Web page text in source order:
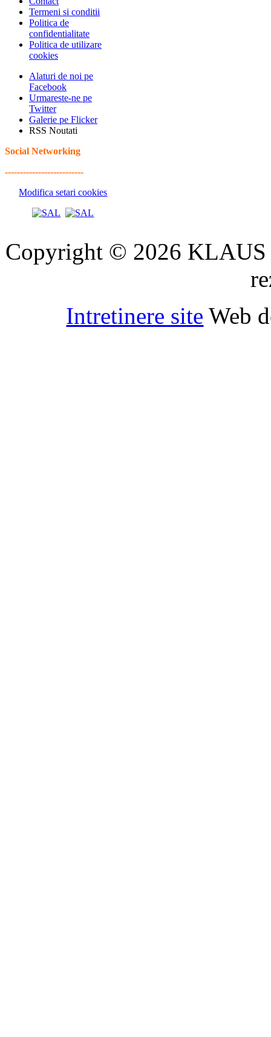
Termeni si conditii
Politica de
confidentialitate
Politica de utilizare
cookies
Alaturi de noi pe
Facebook
Urmareste-ne pe
Twitter
Galerie pe Flicker
RSS Noutati
Social Networking
--------------------------
Modifica setari cookies
Copyright © 2026 KLAUS
Intretinere site Web